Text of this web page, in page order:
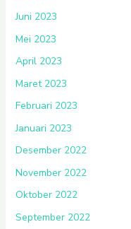
Juni 2023
Mei 2023
April 2023
Maret 2023
Februari 2023
Januari 2023
Desember 2022
November 2022
Oktober 2022
September 2022